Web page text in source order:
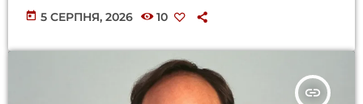
today 5 СЕРПНЯ, 2026 10
insert_link